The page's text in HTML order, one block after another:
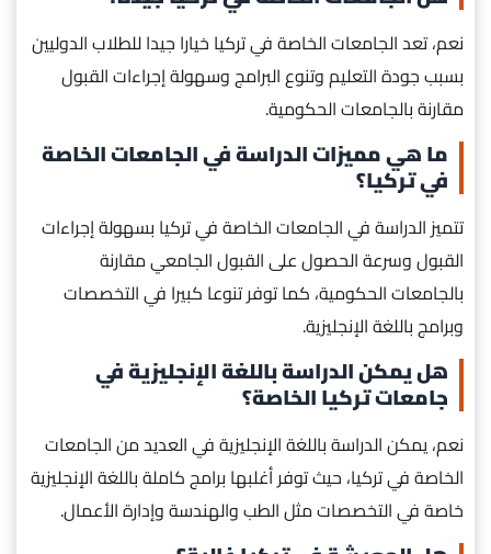
نعم، تعد الجامعات الخاصة في تركيا خيارا جيدا للطلاب الدوليين
بسبب جودة التعليم وتنوع البرامج وسهولة إجراءات القبول
مقارنة بالجامعات الحكومية.
ما هي مميزات الدراسة في الجامعات الخاصة
في تركيا؟
تتميز الدراسة في الجامعات الخاصة في تركيا بسهولة إجراءات
القبول وسرعة الحصول على القبول الجامعي مقارنة
بالجامعات الحكومية، كما توفر تنوعا كبيرا في التخصصات
وبرامج باللغة الإنجليزية.
هل يمكن الدراسة باللغة الإنجليزية في
جامعات تركيا الخاصة؟
نعم، يمكن الدراسة باللغة الإنجليزية في العديد من الجامعات
الخاصة في تركيا، حيث توفر أغلبها برامج كاملة باللغة الإنجليزية
خاصة في التخصصات مثل الطب والهندسة وإدارة الأعمال.